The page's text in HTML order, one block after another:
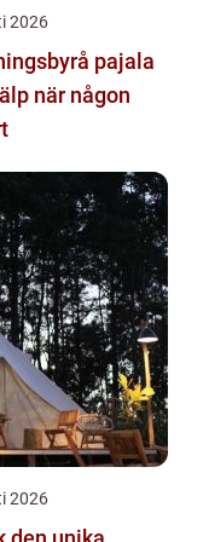
2026
pajala
när någon
2026